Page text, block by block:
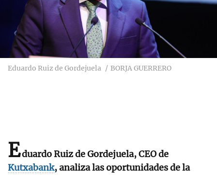
Eduardo Ruiz de Gordejuela BORJA GUERRERO
Eduardo Ruiz de Gordejuela, CEO de
Kutxabank, analiza las oportunidades de la